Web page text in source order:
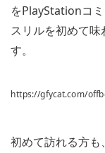
をPlayStationコ
スリルを初めて味
す。
https://gfycat.com/
初めて訪れる方